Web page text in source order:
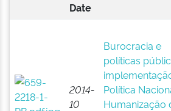
Date
2014-
10
Burocracia e
políticas
Política
Humanização